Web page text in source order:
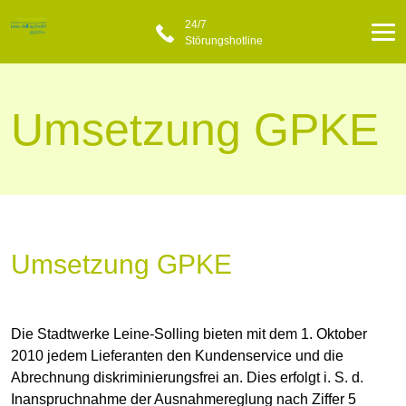
24/7
Störungshotline
Umsetzung GPKE
Umsetzung GPKE
Die Stadtwerke Leine-Solling bieten mit dem 1. Oktober
2010 jedem Lieferanten den Kundenservice und die
Abrechnung diskriminierungsfrei an. Dies erfolgt i. S. d.
Inanspruchnahme der Ausnahmereglung nach Ziffer 5